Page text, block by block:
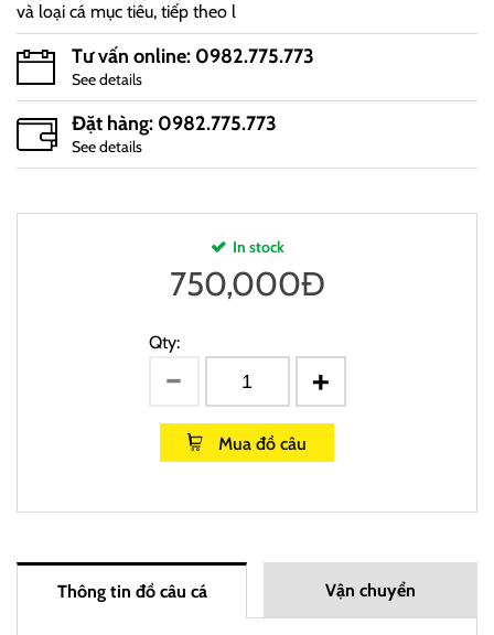
và loại cá mục tiêu, tiếp theo l
Tư vấn online: 0982.775.773
See details
Đặt hàng: 0982.775.773
See details
In stock
750,000Đ
Qty:
Mua đồ câu
Thông tin đồ câu cá Vận chuyển